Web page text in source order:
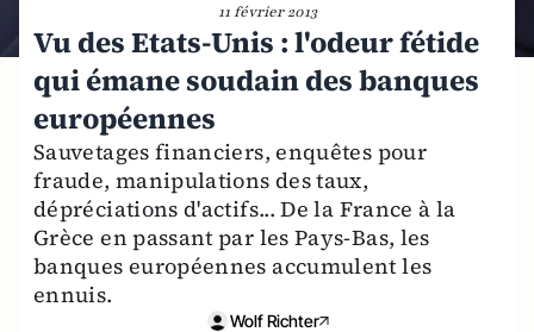
11 février 2013
Vu des Etats-Unis : l'odeur fétide
qui émane soudain des banques
européennes
Sauvetages financiers, enquêtes pour
fraude, manipulations des taux,
dépréciations d'actifs... De la France à la
Grèce en passant par les Pays-Bas, les
banques européennes accumulent les
ennuis.
Wolf Richter